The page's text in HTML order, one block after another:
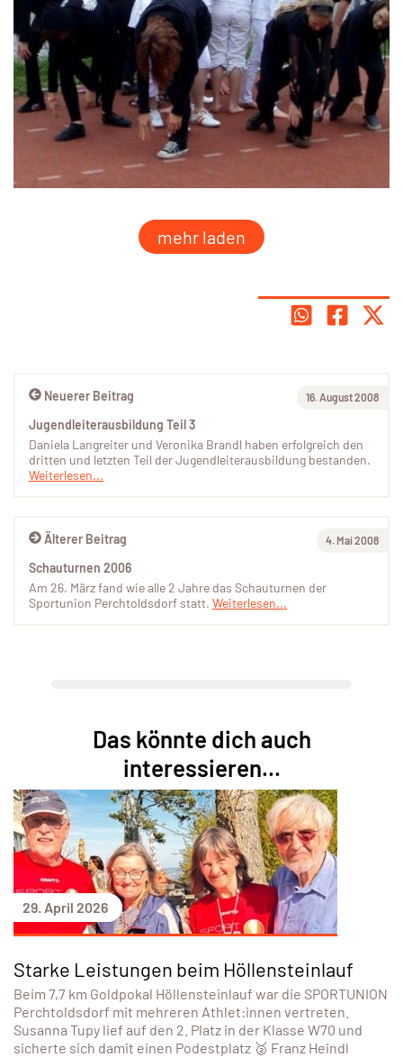
mehr laden
Älterer Beitrag 4. Mai 2008
Schauturnen 2006
Am 26. März fand wie alle 2 Jahre das Schauturnen der
Sportunion Perchtoldsdorf statt. Weiterlesen...
Neuerer Beitrag 16. August 2008
Jugendleiterausbildung Teil 3
Daniela Langreiter und Veronika Brandl haben erfolgreich den
dritten und letzten Teil der Jugendleiterausbildung bestanden.
Weiterlesen...
Das könnte dich auch
interessieren...
29. April 2026
Starke Leistungen beim Höllensteinlauf
Beim 7,7 km Goldpokal Höllensteinlauf war die SPORTUNION
Perchtoldsdorf mit mehreren Athlet:innen vertreten.
Susanna Tupy lief auf den 2. Platz in der Klasse W70 und
sicherte sich damit einen Podestplatz 🥈 Franz Heindl